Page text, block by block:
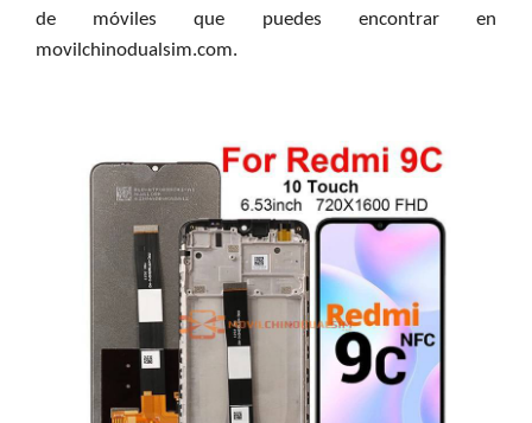
de móviles que puedes encontrar en
movilchinodualsim.com.